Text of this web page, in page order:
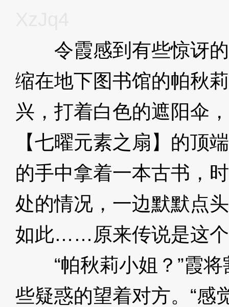
令霞感到有些惊讶的
缩在地下图书馆的帕秋
兴，打着白色的遮阳伞
【七曜元素之扇】的顶
的手中拿着一本古书，
处的情况，一边默默点
如此……原来传说是这个
“帕秋莉小姐？”霞将
些疑惑的望着对方。“感